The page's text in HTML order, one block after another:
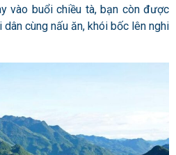
vào buổi chiều tà, bạn còn được
cùng nấu ăn, khói bốc lên nghi